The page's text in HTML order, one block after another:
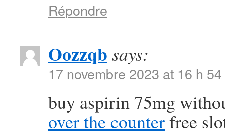
Répondre
Oozzqb says:
17 novembre 2023 at 16 h
buy aspirin 75mg
over the counterfree